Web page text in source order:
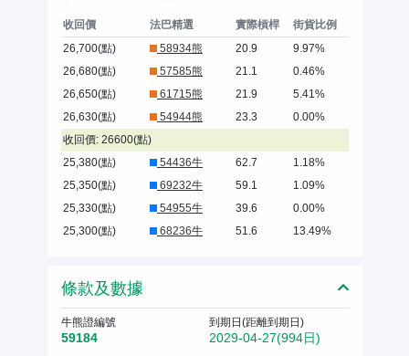
收回價 法巴精選 實際槓桿
街貨比例
26,700(點)
58934熊 20.9
9.97%
26,680(點)
57585熊 21.1
0.46%
26,650(點)
61715熊 21.9
5.41%
26,630(點)
54944熊 23.3
0.00%
收回價: 26600(點)
25,380(點)
54436牛 62.7
1.18%
25,350(點)
69232牛 59.1
1.09%
25,330(點)
54955牛 39.6
0.00%
25,300(點)
68236牛 51.6 13.49%
條款及數據
牛熊證編號
59184
到期日(距離到期日)
2029-04-27(994日)